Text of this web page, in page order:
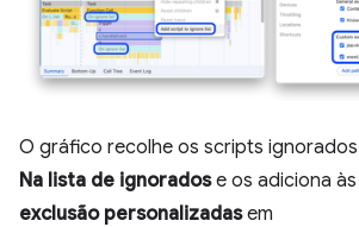
O gráfico recolhe os scripts
Na lista de ignoradose os adiciona às
exclusão personalizadasem